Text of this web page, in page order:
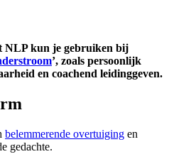
NLP kun je gebruiken bij
’, zoals persoonlijk
en coachend leidinggeven.
belemmerende overtuiging en
gedachte.